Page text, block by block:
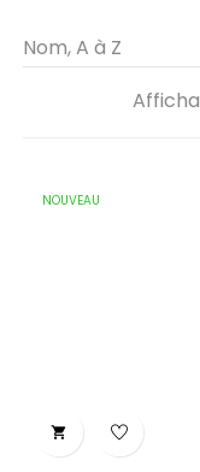
Nom, A à Z
NOUVEAU
